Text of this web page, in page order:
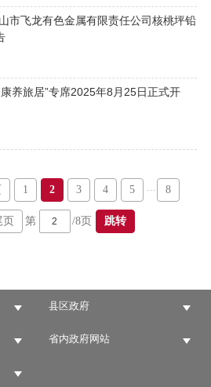
市飞龙有色金属有限责任公司核桃坪铅
养旅居”专席2025年8月25日正式开
1 2 3 4 5 8
页 第 /8页 跳转
县区政府
省内政府网站